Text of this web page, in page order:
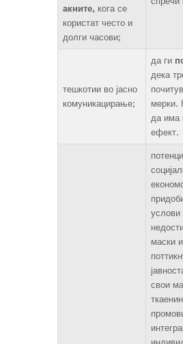
акните, кога се
користат често и
долги часови;
тешкотии во јасно
комуникацирање;
да ги
дека
мерки.
да има
ефект.
услови
маски
свои